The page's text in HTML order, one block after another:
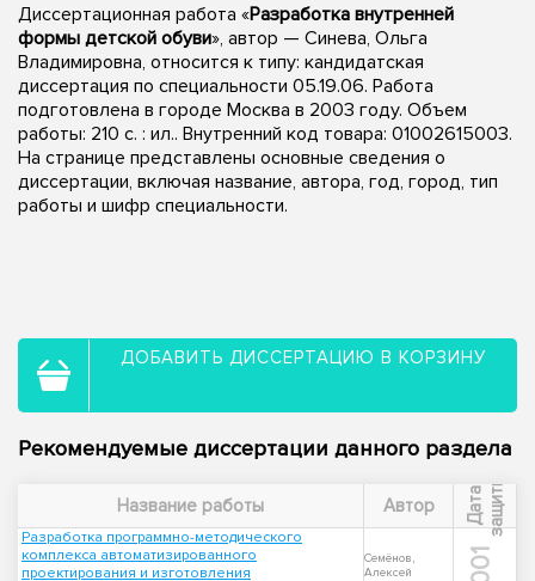
Диссертационная работа «Разработка внутренней
формы детской обуви», автор — Синева, Ольга
Владимировна, относится к типу: кандидатская
диссертация по специальности 05.19.06. Работа
подготовлена в городе Москва в 2003 году. Объем
работы: 210 с. : ил.. Внутренний код товара: 01002615003.
На странице представлены основные сведения о
диссертации, включая название, автора, год, город, тип
работы и шифр специальности.
ДОБАВИТЬ ДИССЕРТАЦИЮ В КОРЗИНУ
Рекомендуемые диссертации данного раздела
Название работы Автор Д
а
т
а
з
а
щ
и
т ы
Разработка программно-методического
комплекса автоматизированного
проектирования и изготовления
Семёнов,
Алексей